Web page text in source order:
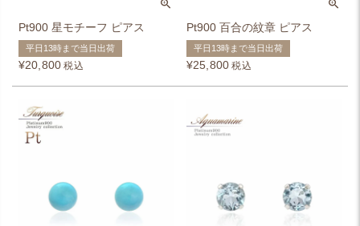
Pt900 星モチーフ ピアス
平日13時まで当日出荷
¥20,800 税込
Pt900 百合の紋章 ピアス
平日13時まで当日出荷
¥25,800 税込